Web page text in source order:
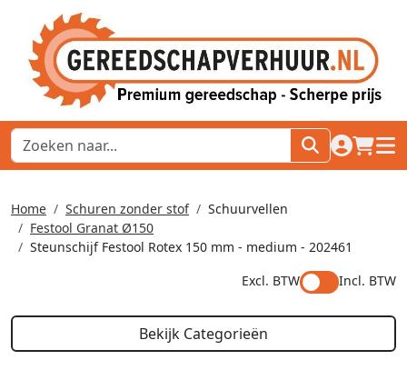
naar
Home Schuren zonder stof
Schuurvellen
Festool Granat Ø150
Steunschijf Festool Rotex 150 mm - medium - 202461
Excl. BTW
Incl. BTW
Bekijk Categorieën